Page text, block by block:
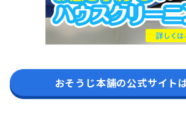
おそうじ本舗の公式サイト